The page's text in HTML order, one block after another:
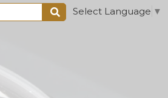
Select Language ▼